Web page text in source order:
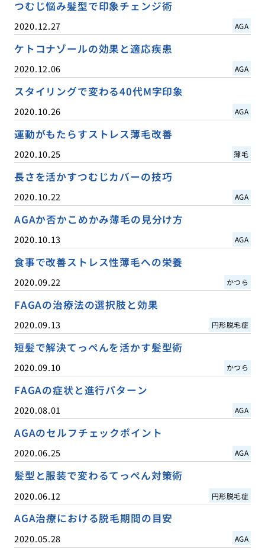
つむじ悩み髪型で印象チェンジ術
2020.12.27 AGA
ケトコナゾールの効果と適応疾患
2020.12.06 AGA
スタイリングで変わる40代M字印象
2020.10.26 AGA
運動がもたらすストレス薄毛改善
2020.10.25 薄毛
長さを活かすつむじカバーの技巧
2020.10.22 AGA
AGAか否かこめかみ薄毛の見分け方
2020.10.13 AGA
食事で改善ストレス性薄毛への栄養
2020.09.22 かつら
FAGAの治療法の選択肢と効果
2020.09.13 円形脱毛症
短髪で解決てっぺんを活かす髪型術
2020.09.10 かつら
FAGAの症状と進行パターン
2020.08.01 AGA
AGAのセルフチェックポイント
2020.06.25 AGA
髪型と服装で変わるてっぺん対策術
2020.06.12 円形脱毛症
AGA治療における脱毛期間の目安
2020.05.28 AGA